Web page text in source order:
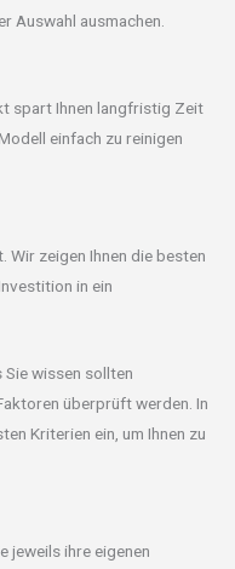
Auswahl ausmachen.
spart Ihnen langfristig Zeit
einfach zu reinigen
Wir zeigen Ihnen die besten
in ein
Sie wissen sollten
überprüft werden. In
Kriterien ein, um Ihnen zu
jeweils ihre eigenen